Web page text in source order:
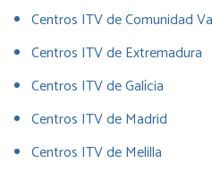
Centros ITV de Comunidad
Centros ITV de Extremadura
Centros ITV de Galícia
Centros ITV de Madrid
Centros ITV de Melilla